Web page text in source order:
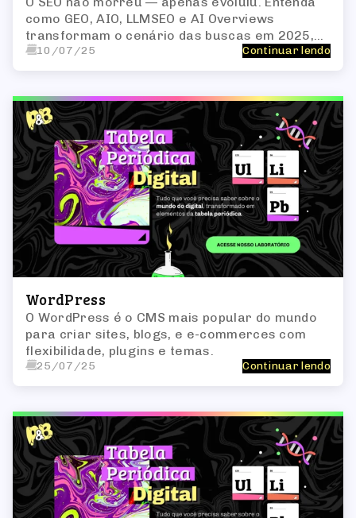
como GEO, AIO, LLMSEO e AI Overviews
transformam o cenário das buscas em 2025,
exigindo conteúdo técnico, estruturado e
10/07/25 Continuar lendo
WordPress
O WordPress é o CMS mais popular do mundo
para criar sites, blogs, e e-commerces com
flexibilidade, plugins e temas.
25/07/25 Continuar lendo